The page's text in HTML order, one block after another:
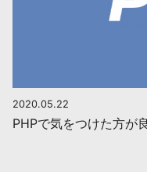
2020.05.22
PHPで気をつけた方が